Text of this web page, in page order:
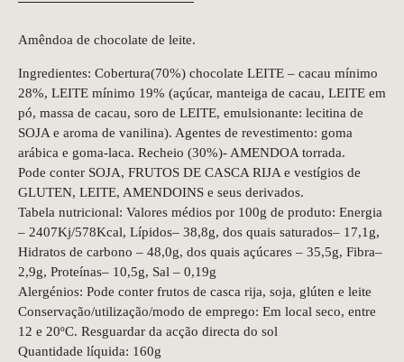
Amêndoa de chocolate de leite.
Ingredientes: Cobertura(70%) chocolate LEITE – cacau mínimo
28%, LEITE mínimo 19% (açúcar, manteiga de cacau, LEITE em
pó, massa de cacau, soro de LEITE, emulsionante: lecitina de
SOJA e aroma de vanilina). Agentes de revestimento: goma
arábica e goma-laca. Recheio (30%)- AMENDOA torrada.
Pode conter SOJA, FRUTOS DE CASCA RIJA e vestígios de
GLUTEN, LEITE, AMENDOINS e seus derivados.
Tabela nutricional: Valores médios por 100g de produto: Energia
– 2407Kj/578Kcal, Lípidos– 38,8g, dos quais saturados– 17,1g,
Hidratos de carbono – 48,0g, dos quais açúcares – 35,5g, Fibra–
2,9g, Proteínas– 10,5g, Sal – 0,19g
Alergénios: Pode conter frutos de casca rija, soja, glúten e leite
Conservação/utilização/modo de emprego: Em local seco, entre
12 e 20ºC. Resguardar da acção directa do sol
Quantidade líquida: 160g